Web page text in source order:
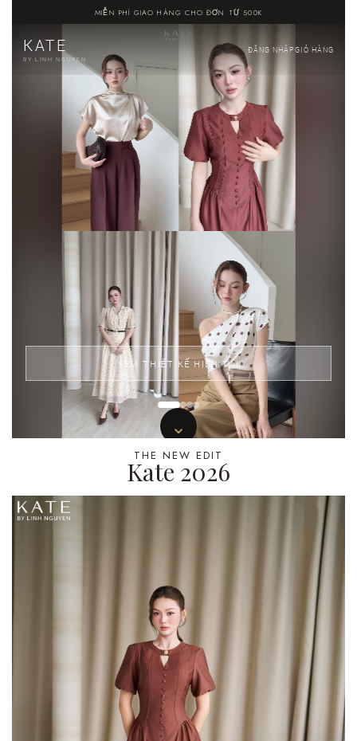
MIỄN PHÍ GIAO HÀNG CHO ĐƠN TỪ 500K
KATE
BY LINH NGUYEN
ĐĂNG NHẬPGIỎ HÀNG
XEM THIẾT KẾ HIỆN TẠI
⌄
THE NEW EDIT
Kate 2026